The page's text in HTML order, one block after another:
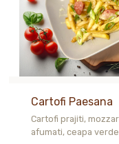
Cartofi Paesana
Cartofi prajiti,
afumati, ceapa